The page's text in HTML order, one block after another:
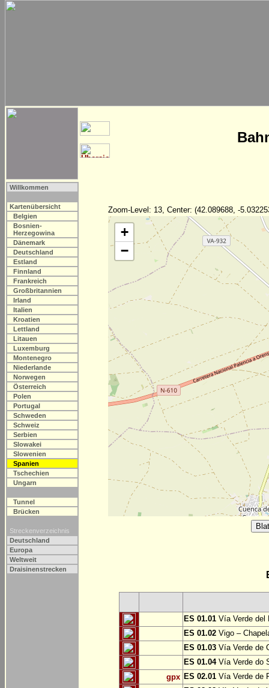
Willkommen
Kartenübersicht
Belgien
Bosnien-
Herzegowina
Dänemark
Deutschland
Estland
Finnland
Frankreich
Großbritannien
Irland
Italien
Kroatien
Lettland
Litauen
Luxemburg
Montenegro
Niederlande
Norwegen
Österreich
Polen
Portugal
Schweden
Schweiz
Serbien
Slowakei
Slowenien
Spanien
Tschechien
Ungarn
Tunnel
Brücken
Streckenverzeichnis
Deutschland
Europa
Weltweit
Draisinenstrecken
Zoom-Level: 13, Center: (42.089688, -
+
−
ES 01.01 Vía Verde del
ES 01.02 Vigo –
ES 01.03 Vía Verde de
ES 01.04Vía Verde do
gpx ES 02.01 Vía Verde de